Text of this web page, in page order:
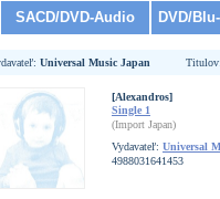
SACD/DVD-Audio DVD/
Universal Music Japan
[Alexandros]
Single 1
(Import Japan)
Vydavateľ: Universal
4988031641453